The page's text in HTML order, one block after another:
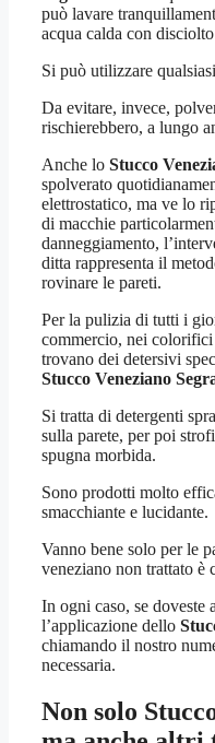
può lavare
acqua calda con
Si può utilizzare
Da evitare, invece,
rischierebbero, a lungo
Anche lo Stucco
spolverato
elettrostatico, ma ve lo
di macchie
danneggiamento,
ditta rappresenta il
rovinare le pareti.
Per la pulizia di tutti i
commercio, nei
trovano dei detersivi
Stucco Veneziano
Si tratta di detergenti
sulla parete, per poi
spugna morbida.
Sono prodotti molto
smacchiante e lucidante.
Vanno bene solo per le
veneziano non trattato è
In ogni caso, se doveste
l’applicazione dello
chiamando il nostro
necessaria.
Non solo